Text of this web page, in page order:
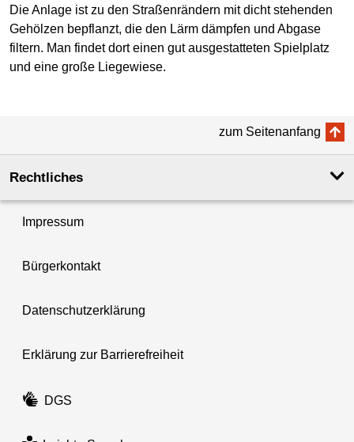
Die Anlage ist zu den Straßenrändern mit dicht stehenden
Gehölzen bepflanzt, die den Lärm dämpfen und Abgase
filtern. Man findet dort einen gut ausgestatteten Spielplatz
und eine große Liegewiese.
zum Seitenanfang
Rechtliches
Impressum
Bürgerkontakt
Datenschutzerklärung
Erklärung zur Barrierefreiheit
DGS